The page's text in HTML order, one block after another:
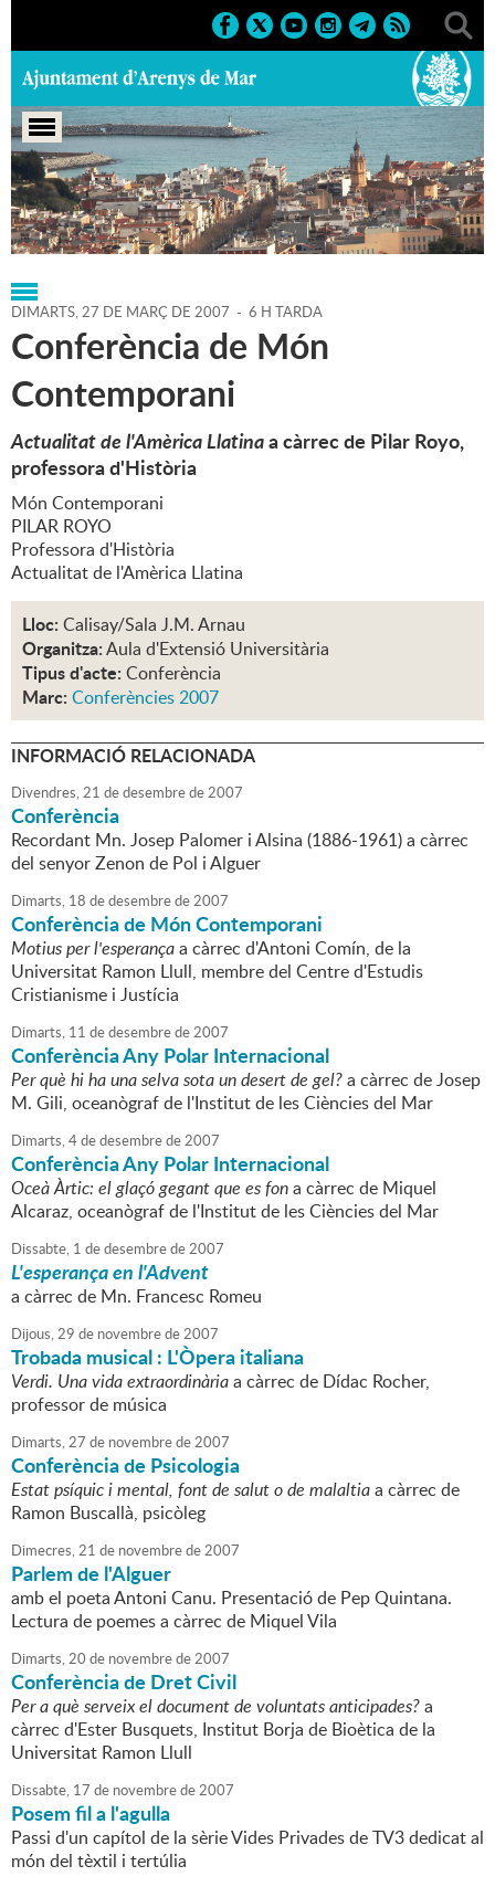
Portada > Regidories > Cultura > Agenda > 27-03-2007
DIMARTS,27 DE MARÇ DE 2007 - 6 H TARDA
Conferència de Món
Contemporani
Actualitat de l'Amèrica Llatinaa càrrec de Pilar Royo,
professora d'Història
Món Contemporani
PILAR ROYO
Professora d'Història
Actualitat de l'Amèrica Llatina
Lloc: Calisay/Sala J.M. Arnau
Organitza:Aula d'Extensió Universitària
Tipus d'acte: Conferència
Marc: Conferències 2007
INFORMACIÓ RELACIONADA
Divendres,21 dedesembrede2007
Conferència
Recordant Mn. Josep Palomer i Alsina (1886-1961) a càrrec
del senyor Zenon de Pol i Alguer
Dimarts, 18 dedesembrede2007
Conferència de Món Contemporani
Motius per l'esperançaa càrrec d'Antoni Comín, de la
Universitat Ramon Llull, membre del Centre d'Estudis
Cristianisme i Justícia
Dimarts, 11 dedesembrede2007
Conferència Any Polar Internacional
Per què hi ha una selva sota un desert de gel?a càrrec de Josep
M. Gili, oceanògraf de l'Institut de les Ciències del Mar
Dimarts,4dedesembrede2007
Conferència Any Polar Internacional
Oceà Àrtic: el glaçó gegant que es fona càrrec de Miquel
Alcaraz, oceanògraf de l'Institut de les Ciències del Mar
Dissabte, 1 dedesembrede2007
L'esperança en l'Advent
a càrrec de Mn. Francesc Romeu
Dijous,29 de novembrede2007
Trobada musical : L'Òpera italiana
Verdi. Una vida extraordinàriaa càrrec de Dídac Rocher,
professor de música
Dimarts,27 de novembrede2007
Conferència de Psicologia
Estat psíquic i mental, font de salut o de malaltiaa càrrec de
Ramon Buscallà, psicòleg
Dimecres,21 de novembrede2007
Parlem de l'Alguer
amb el poeta Antoni Canu. Presentació de Pep Quintana.
Lectura de poemes a càrrec de Miquel Vila
Dimarts,20 de novembrede2007
Conferència de Dret Civil
Per a què serveix el document de voluntats anticipades?a
càrrec d'Ester Busquets, Institut Borja de Bioètica de la
Universitat Ramon Llull
Dissabte, 17 de novembrede2007
Posem fil a l'agulla
Passi d'un capítol de la sèrie Vides Privades de TV3 dedicat al
món del tèxtil i tertúlia